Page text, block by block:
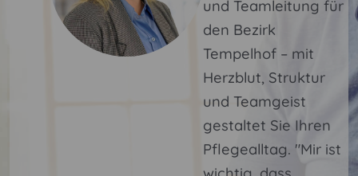
und Teamleitung für
den Bezirk
Tempelhof – mit
Herzblut, Struktur
und Teamgeist
gestaltet Sie Ihren
Pflegealltag. "Mir ist